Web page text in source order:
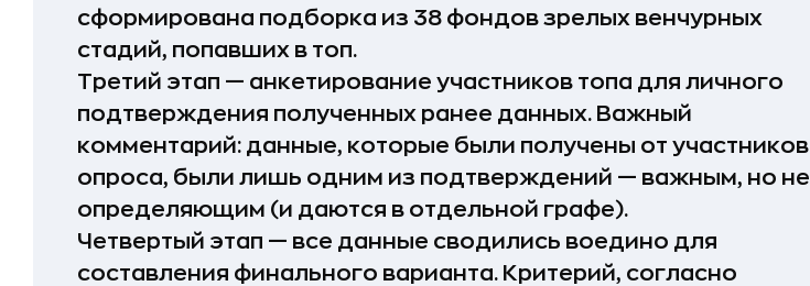
сформирована подборка из 38 фондов зрелых венчурных
стадий, попавших в топ.
Третий этап — анкетирование участников топа для личного
подтверждения полученных ранее данных. Важный
комментарий: данные, которые были получены от участников
опроса, были лишь одним из подтверждений — важным, но не
определяющим (и даются в отдельной графе).
Четвертый этап — все данные сводились воедино для
составления финального варианта. Критерий, согласно